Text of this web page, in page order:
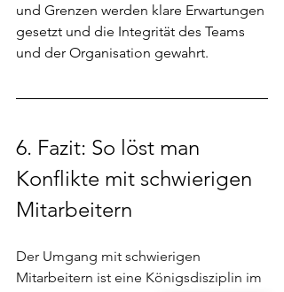
und Grenzen werden klare Erwartungen
gesetzt und die Integrität des Teams
und der Organisation gewahrt.
6. Fazit: So löst man
Konflikte mit schwierigen
Mitarbeitern
Der Umgang mit schwierigen
Mitarbeitern ist eine Königsdisziplin im